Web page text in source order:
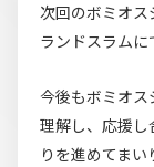
次回のボミオ
ランドスラムに
今後もボミオ
理解し、応援し
りを進めてまい